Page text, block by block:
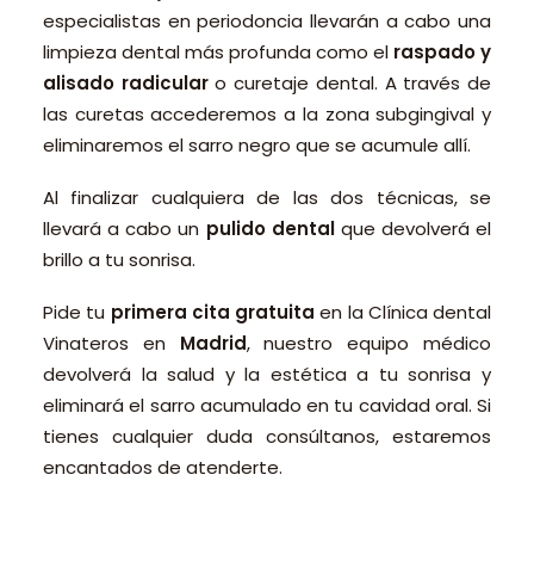
especialistas en periodoncia llevarán a cabo una
limpieza dental más profunda como el raspado y
alisado radicularo curetaje dental. A través de
las curetas accederemos a la zona subgingival y
eliminaremos el sarro negro que se acumule allí.
Al finalizar cualquiera de las dos técnicas, se
llevará a cabo un pulido dental que devolverá el
brillo a tu sonrisa.
Pide tu primera cita gratuita en la Clínica dental
Vinateros en Madrid, nuestro equipo médico
devolverá la salud y la estética a tu sonrisa y
eliminará el sarro acumulado en tu cavidad oral. Si
tienes cualquier duda consúltanos, estaremos
encantados de atenderte.